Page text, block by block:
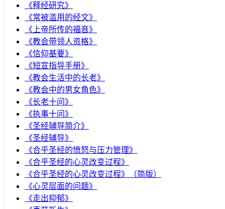
《释经研究》
《常被滥用的经文》
《上帝所传的福音》
《教会带领人资格》
《信仰基要》
《短宣指导手册》
《教会生活中的长老》
《教会中的男女角色》
《长老十问》
《执事十问》
《圣经辅导简介》
《圣经辅导》
​《合乎圣经的愤怒与压力管理》
《合乎圣经的心灵改变过程》
《合乎圣经的心灵改变过程》（简版）
《心灵层面的问题》
《走出抑郁》